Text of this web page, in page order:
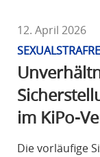
12. April 2026
im KiPo-
Die vorläufige